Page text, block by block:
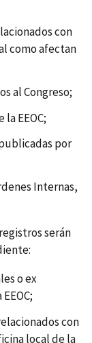
con
como afectan
al Congreso;
EEOC;
por
Internas,
serán
o ex
con
local de la